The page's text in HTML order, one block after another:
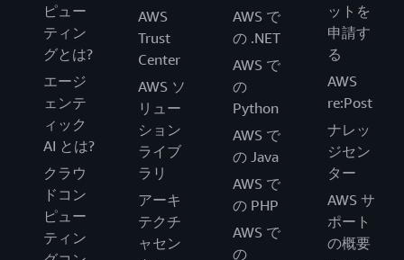
ピュー
ティン
グとは?
エージ
ェンテ
ィック
AI とは?
クラウ
ドコン
ピュー
ティン
AWS
Trust
Center
AWS ソ
リュー
ション
ライブ
ラリ
アーキ
テクチ
ャセン
AWS で
の .NET
AWS で
の
Python
AWS で
の Java
AWS で
の PHP
AWS で
の
ットを
申請す
る
AWS
re:Post
ナレッ
ジセン
ター
AWS サ
ポート
の概要